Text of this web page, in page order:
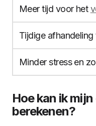
Meer tijd voor het
Tijdige
Minder stress en
Hoe kan ik
berekenen?